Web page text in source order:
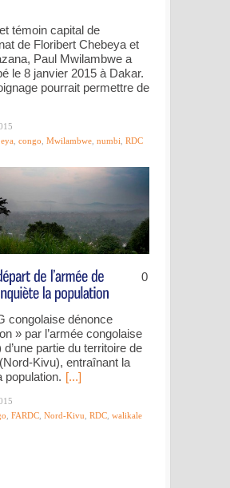
témoin capital de
de Floribert Chebeya et
Paul Mwilambwe a
le 8 janvier 2015 à Dakar.
pourrait permettre de
congo Mwilambwe numbi RDC
0
congolaise dénonce
» par l’armée congolaise
d’une partie du territoire de
Kivu), entraînant la
population. [...]
FARDC Nord-Kivu RDC walikale